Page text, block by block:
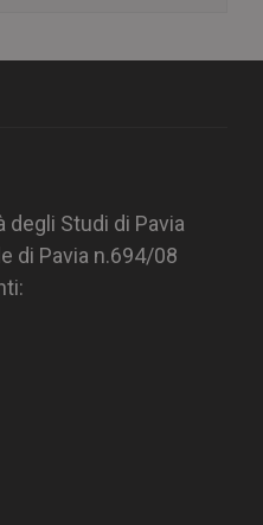
degli Studi di Pavia
di Pavia n.694/08